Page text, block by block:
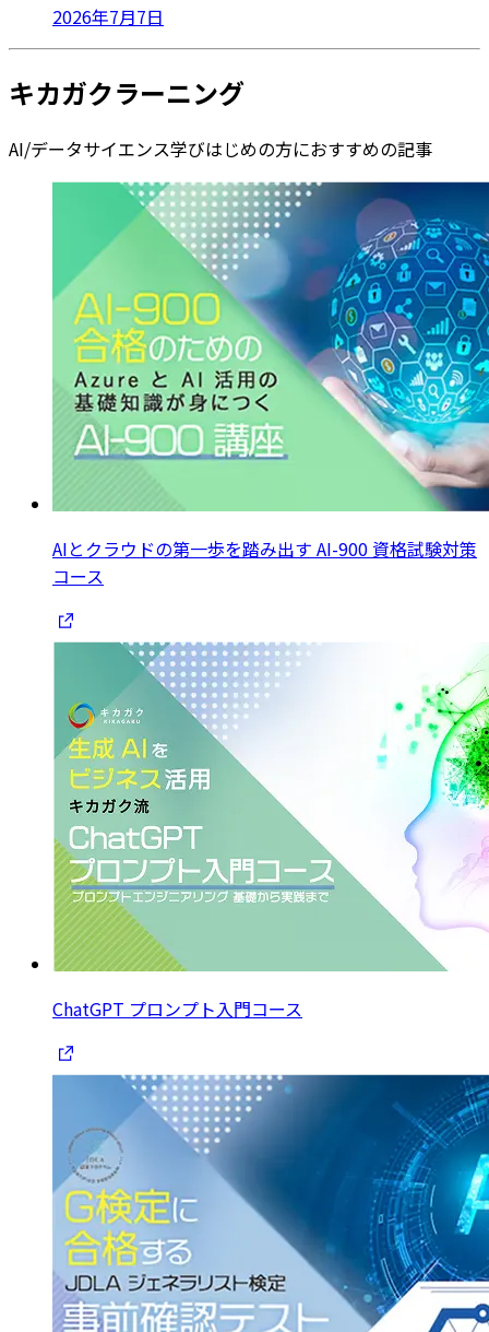
2026年7月7日
キカガクラーニング
AI/データサイエンス学びはじめの方におすすめの記事
AIとクラウドの第一歩を踏み出す AI-900 資格試験対策
コース
ChatGPT プロンプト入門コース